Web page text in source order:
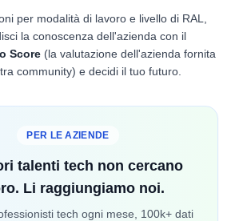
per modalità di lavoro e livello di RAL,
la conoscenza dell'azienda con il
Score(la valutazione dell'azienda fornita
community) e decidi il tuo futuro.
PER LE AZIENDE
talenti tech non cercano
Li raggiungiamo noi.
tech ogni mese, 100k+ dati